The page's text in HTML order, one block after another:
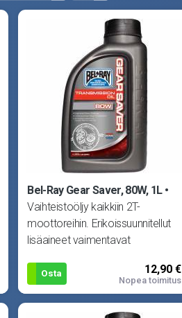
Bel-Ray Gear Saver, 80W, 1L
Vaihteistoöljy kaikkiin 2T-
moottoreihin. Erikoissuunnitellut
lisäaineet vaimentavat
Osta 12,90 €
Nopea toimitus